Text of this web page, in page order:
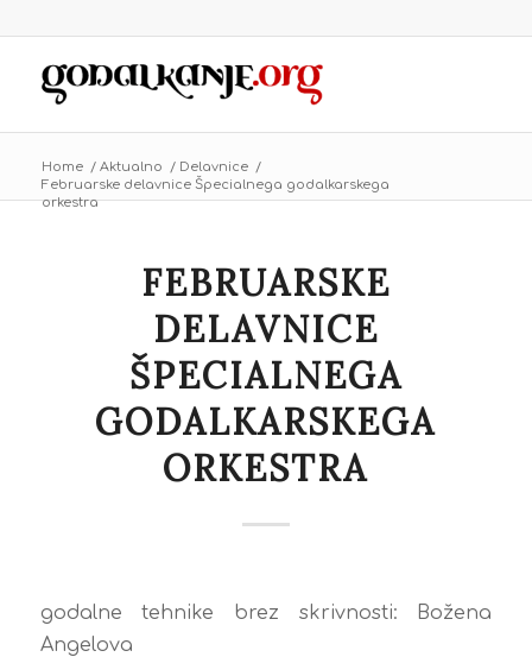
Home / Aktualno / Delavnice /
Februarske delavnice Špecialnega godalkarskega
orkestra
FEBRUARSKE
DELAVNICE
ŠPECIALNEGA
GODALKARSKEGA
ORKESTRA
godalne tehnike brez skrivnosti: Božena
Angelova